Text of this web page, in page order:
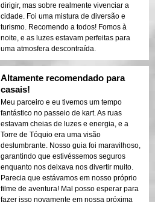
dirigir, mas sobre realmente vivenciar a
cidade. Foi uma mistura de diversão e
turismo. Recomendo a todos! Fomos à
noite, e as luzes estavam perfeitas para
uma atmosfera descontraída.
Altamente recomendado para
casais!
Meu parceiro e eu tivemos um tempo
fantástico no passeio de kart. As ruas
estavam cheias de luzes e energia, e a
Torre de Tóquio era uma visão
deslumbrante. Nosso guia foi maravilhoso,
garantindo que estivéssemos seguros
enquanto nos deixava nos divertir muito.
Parecia que estávamos em nosso próprio
filme de aventura! Mal posso esperar para
fazer isso novamente em nossa próxima